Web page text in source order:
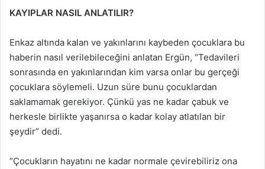
KAYIPLAR NASIL ANLATILIR?
Enkaz altında kalan ve yakınlarını kaybeden çocuklara bu
haberin nasıl verilebileceğini anlatan Ergün, “Tedavileri
sonrasında en yakınlarından kim varsa onlar bu gerçeği
çocuklara söylemeli. Uzun süre bunu çocuklardan
saklamamak gerekiyor. Çünkü yas ne kadar çabuk ve
herkesle birlikte yaşanırsa o kadar kolay atlatılan bir
şeydir” dedi.
“Çocukların hayatını ne kadar normale çevirebiliriz ona